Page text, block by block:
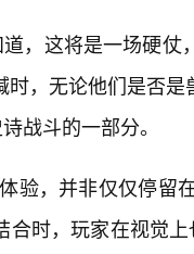
，这将是一场硬仗
时，无论他们是否
战斗的一部分。
验，并非仅仅停留
合时，玩家在视觉